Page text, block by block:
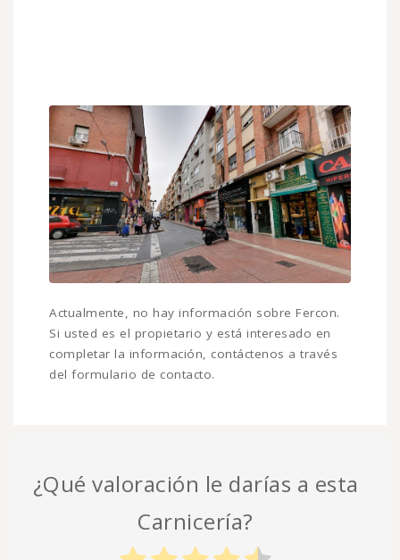
Actualmente, no hay información sobre Fercon.
Si usted es el propietario y está interesado en
completar la información, contáctenos a través
del formulario de contacto.
¿Qué valoración le darías a esta
Carnicería?